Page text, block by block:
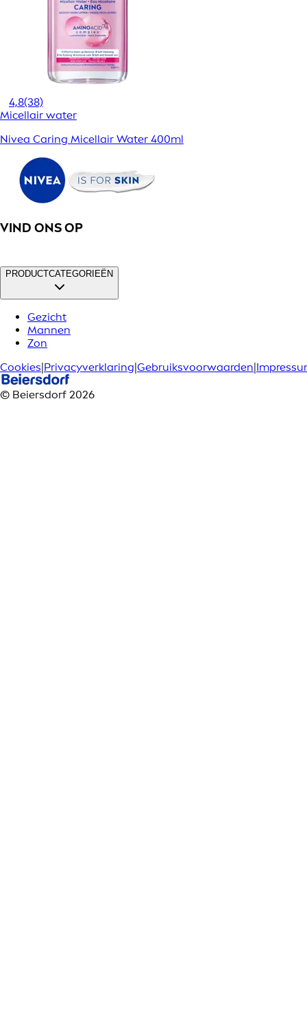
4,8(38)
Micellair water
Nivea Caring Micellair Water 400ml
VIND ONS OP
PRODUCTCATEGORIEËN
Gezicht
Mannen
Zon
Cookies|Privacyverklaring|Gebruiksvoorwaarden|
© Beiersdorf 2026